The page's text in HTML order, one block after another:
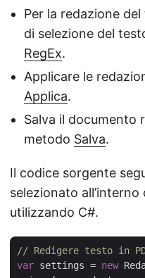
Per la redazione
di selezione del
RegEx.
Applicare le
Applica.
Salva il documento
metodo Salva.
Il codice sorgente
selezionato
utilizzando C#.
// Redigere testo in
var settings = new